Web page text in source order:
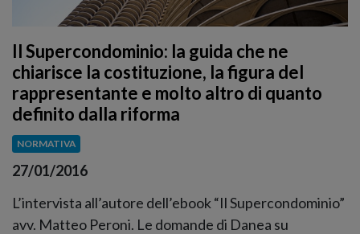
Il Supercondominio: la guida che ne
chiarisce la costituzione, la figura del
rappresentante e molto altro di quanto
definito dalla riforma
NORMATIVA
27/01/2016
L’intervista all’autore dell’ebook “Il Supercondominio”
avv. Matteo Peroni. Le domande di Danea su